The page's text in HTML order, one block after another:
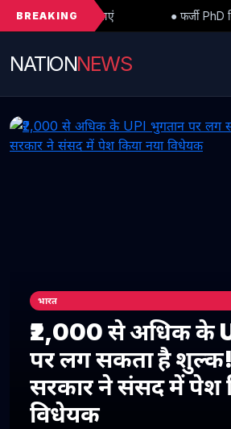
BREAKING● फर्जी PhD विवाद में बड़ा मोड़:
NATIONNEWS
भारत
₹2,000 से अधिक के
पर लग सकता है शुल्क!
सरकार ने संसद में पेश
विधेयक